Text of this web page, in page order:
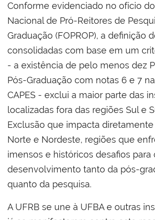
Conforme evidenciado no ofício
Nacional de Pró-Reitores de
Graduação (FOPROP), a definição
consolidadas com base em um
- a existência de pelo menos dez
Pós-Graduação com notas 6 e 7
CAPES - exclui a maior parte das
localizadas fora das regiões Sul e
Exclusão que impacta diretamente
Norte e Nordeste, regiões que
imensos e históricos desafios para
desenvolvimento tanto da pós-
quanto da pesquisa.
A UFRB se une à UFBA e outras